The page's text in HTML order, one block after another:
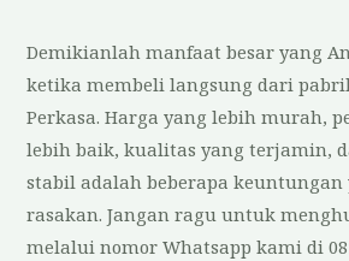
Demikianlah manfaat besar yang
ketika membeli langsung dari
Perkasa. Harga yang lebih murah,
lebih baik, kualitas yang terjamin,
stabil adalah beberapa keuntungan
rasakan. Jangan ragu untuk
melalui nomor Whatsapp kami di